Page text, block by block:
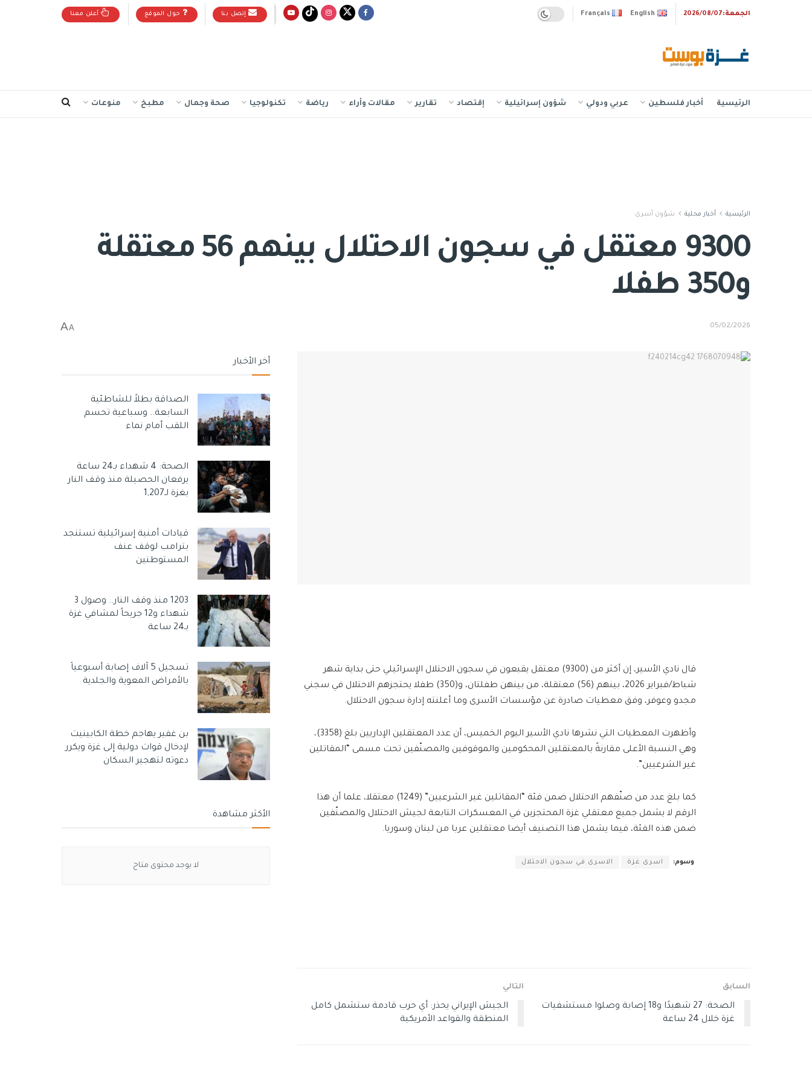
الجمعة:2026/08/07 Français English إتصل بنا حول الموقع أعلن معنا
الرئيسية أخبار فلسطين عربي ودولي شؤون إسرائيلية إقتصاد تقارير مقالات وأراء رياضة تكنولوجيا صحة وجمال مطبخ منوعات
الرئيسية أخبار محلية شؤون أسرى
9300 معتقل في سجون الاحتلال بينهم 56 معتقلة
و350 طفلا
05/02/2026
A
A
قال نادي الأسير، إن أكثر من (9300) معتقل يقبعون في سجون الاحتلال الإسرائيلي حتى بداية شهر
شباط/فبراير 2026، بينهم (56) معتقلة، من بينهن طفلتان، و(350) طفلا يحتجزهم الاحتلال في سجني
مجدو وعوفر، وفق معطيات صادرة عن مؤسسات الأسرى وما أعلنته إدارة سجون الاحتلال.
وأظهرت المعطيات التي نشرها نادي الأسير اليوم الخميس، أن عدد المعتقلين الإداريين بلغ (3358)،
وهي النسبة الأعلى مقارنةً بالمعتقلين المحكومين والموقوفين والمصنّفين تحت مسمى “المقاتلين
غير الشرعيين”.
كما بلغ عدد من صنّفهم الاحتلال ضمن فئة “المقاتلين غير الشرعيين” (1249) معتقلا، علما أن هذا
الرقم لا يشمل جميع معتقلي غزة المحتجزين في المعسكرات التابعة لجيش الاحتلال والمصنّفين
ضمن هذه الفئة، فيما يشمل هذا التصنيف أيضا معتقلين عربا من لبنان وسوريا.
وسوم: اسرى غزة الاسرى في سجون الاحتلال
السابق
الصحة: 27 شهيدًا و18 إصابة وصلوا مستشفيات
غزة خلال 24 ساعة
التالي
الجيش الإيراني يحذر: أي حرب قادمة ستشمل كامل
المنطقة والقواعد الأمريكية
أخر الأخبار
الصداقة بطلاً للشاطئية
السابعة.. وسباعية تحسم
اللقب أمام نماء
الصحة: 4 شهداء بـ24 ساعة
يرفعان الحصيلة منذ وقف النار
بغزة لـ1,207
قيادات أمنية إسرائيلية تستنجد
بترامب لوقف عنف
المستوطنين
1203 منذ وقف النار.. وصول 3
شهداء و12 جريحاً لمشافي غزة
بـ24 ساعة
تسجيل 5 آلاف إصابة أسبوعياً
بالأمراض المعوية والجلدية
بن غفير يهاجم خطة الكابينيت
لإدخال قوات دولية إلى غزة ويكرر
دعوته لتهجير السكان
الأكثر مشاهدة
لا يوجد محتوى متاح